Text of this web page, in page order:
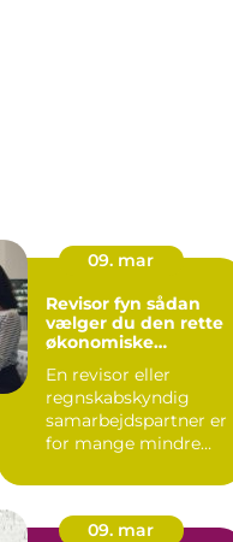
09. mar
Revisor fyn sådan
vælger du den rette
økonomiske
En revisor eller
regnskabskyndig
samarbejdspartner er
for mange mindre
forskellen på ro...
09. mar